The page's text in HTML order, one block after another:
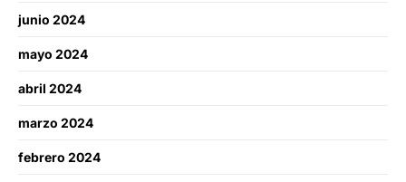
junio 2024
mayo 2024
abril 2024
marzo 2024
febrero 2024